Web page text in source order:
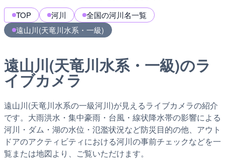
TOP 河川
全国の河川名一覧
遠山川(天竜川水系・一級)
遠山川(天竜川水系・一級)のラ
イブカメラ
遠山川(天竜川水系の一級河川)が見えるライブカメラの紹介
です。大雨洪水・集中豪雨・台風・線状降水帯の影響による
河川・ダム・湖の水位・氾濫状況など防災目的の他、アウト
ドアのアクティビティにおける河川の事前チェックなどを一
覧または地図より、ご覧いただけます。